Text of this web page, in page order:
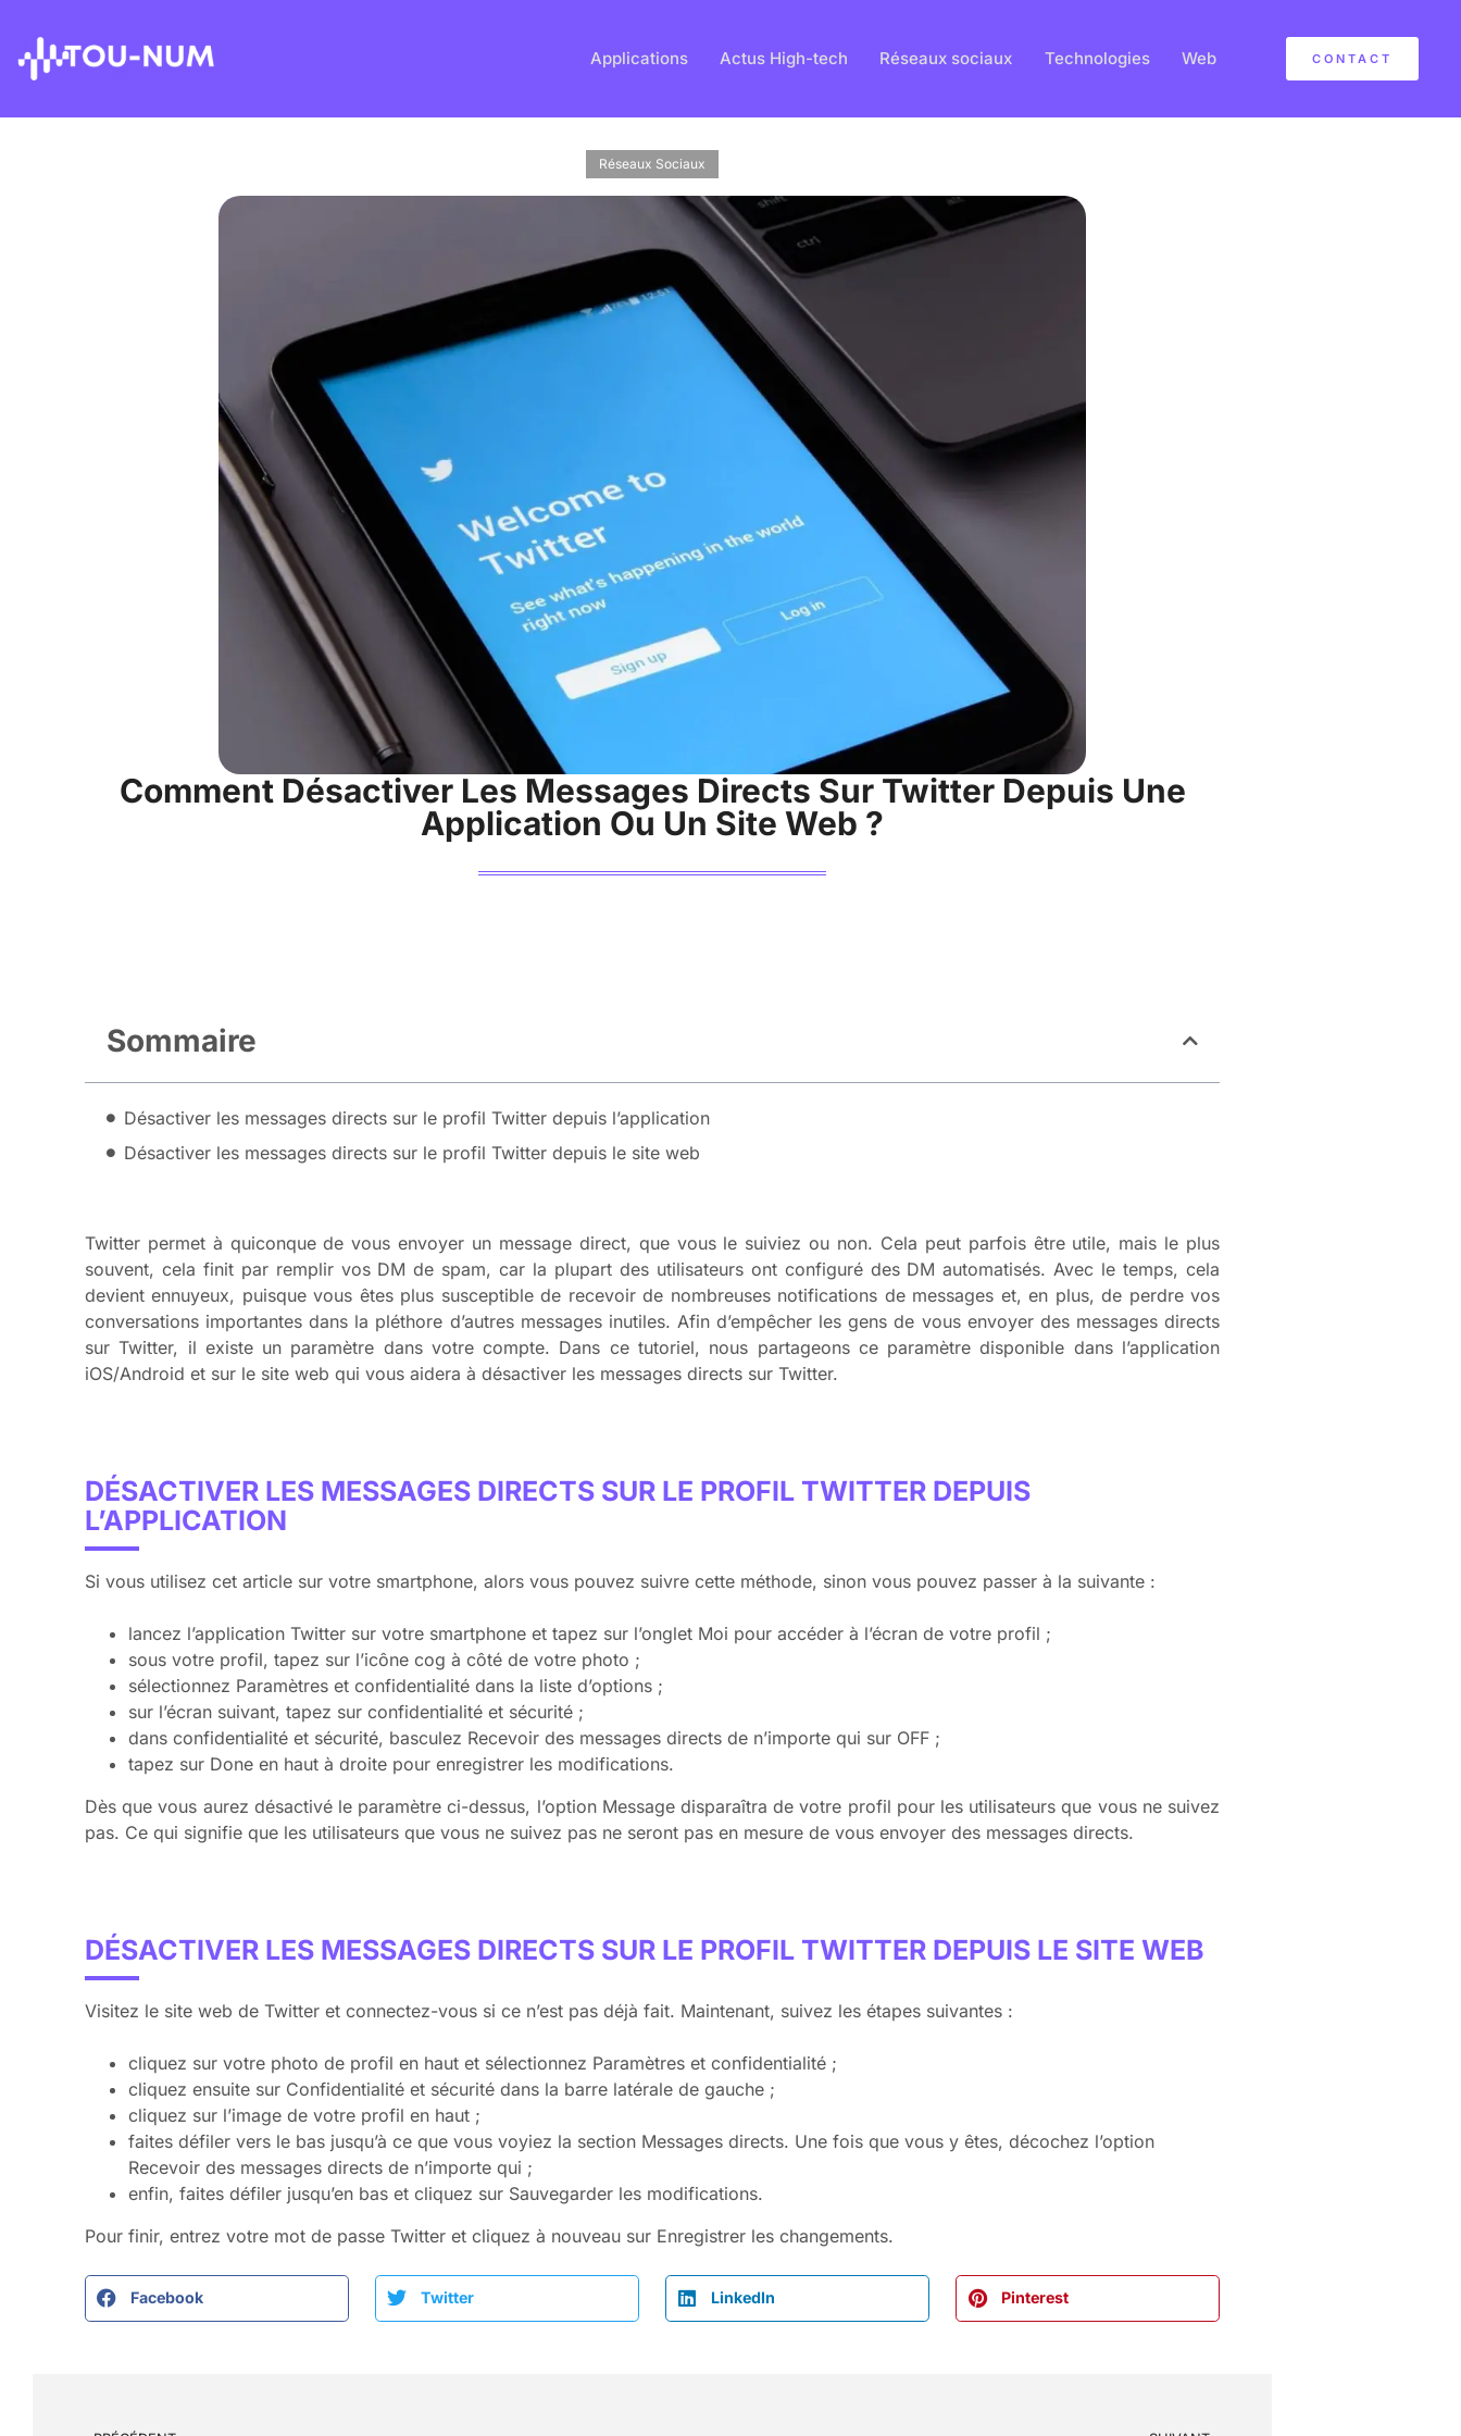
Applications Actus High-tech Réseaux sociaux Technologies Web CONTACT
Réseaux Sociaux
Comment Désactiver Les Messages Directs Sur Twitter Depuis Une
Application Ou Un Site Web ?
Sommaire
Désactiver les messages directs sur le profil Twitter depuis l’application
Désactiver les messages directs sur le profil Twitter depuis le site web
Twitter permet à quiconque de vous envoyer un message direct, que vous le suiviez ou non. Cela peut parfois être utile, mais le plus
souvent, cela finit par remplir vos DM de spam, car la plupart des utilisateurs ont configuré des DM automatisés. Avec le temps, cela
devient ennuyeux, puisque vous êtes plus susceptible de recevoir de nombreuses notifications de messages et, en plus, de perdre vos
conversations importantes dans la pléthore d’autres messages inutiles. Afin d’empêcher les gens de vous envoyer des messages directs
sur Twitter, il existe un paramètre dans votre compte. Dans ce tutoriel, nous partageons ce paramètre disponible dans l’application
iOS/Android et sur le site web qui vous aidera à désactiver les messages directs sur Twitter.
DÉSACTIVER LES MESSAGES DIRECTS SUR LE PROFIL TWITTER DEPUIS
L’APPLICATION
Si vous utilisez cet article sur votre smartphone, alors vous pouvez suivre cette méthode, sinon vous pouvez passer à la suivante :
lancez l’application Twitter sur votre smartphone et tapez sur l’onglet Moi pour accéder à l’écran de votre profil ;
sous votre profil, tapez sur l’icône cog à côté de votre photo ;
sélectionnez Paramètres et confidentialité dans la liste d’options ;
sur l’écran suivant, tapez sur confidentialité et sécurité ;
dans confidentialité et sécurité, basculez Recevoir des messages directs de n’importe qui sur OFF ;
tapez sur Done en haut à droite pour enregistrer les modifications.
Dès que vous aurez désactivé le paramètre ci-dessus, l’option Message disparaîtra de votre profil pour les utilisateurs que vous ne suivez
pas. Ce qui signifie que les utilisateurs que vous ne suivez pas ne seront pas en mesure de vous envoyer des messages directs.
DÉSACTIVER LES MESSAGES DIRECTS SUR LE PROFIL TWITTER DEPUIS LE SITE WEB
Visitez le site web de Twitter et connectez-vous si ce n’est pas déjà fait. Maintenant, suivez les étapes suivantes :
cliquez sur votre photo de profil en haut et sélectionnez Paramètres et confidentialité ;
cliquez ensuite sur Confidentialité et sécurité dans la barre latérale de gauche ;
cliquez sur l’image de votre profil en haut ;
faites défiler vers le bas jusqu’à ce que vous voyiez la section Messages directs. Une fois que vous y êtes, décochez l’option
Recevoir des messages directs de n’importe qui ;
enfin, faites défiler jusqu’en bas et cliquez sur Sauvegarder les modifications.
Pour finir, entrez votre mot de passe Twitter et cliquez à nouveau sur Enregistrer les changements.
Facebook Twitter LinkedIn Pinterest